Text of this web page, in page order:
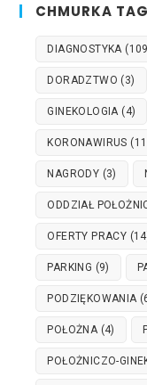
CHMURKA
DIAGNOSTYKA
DORADZTWO (3)
GINEKOLOGIA(4)
KORONAWIRUS
NAGRODY (3)
ODDZIAŁ
OFERTY PRACY
PARKING (9)
PODZIĘKOWANIA
POŁOŻNA(4)
POŁOŻNICZO-